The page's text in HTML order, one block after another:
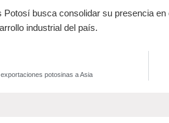
Potosí busca consolidar su presencia
industrial del país.
potosinas a Asia